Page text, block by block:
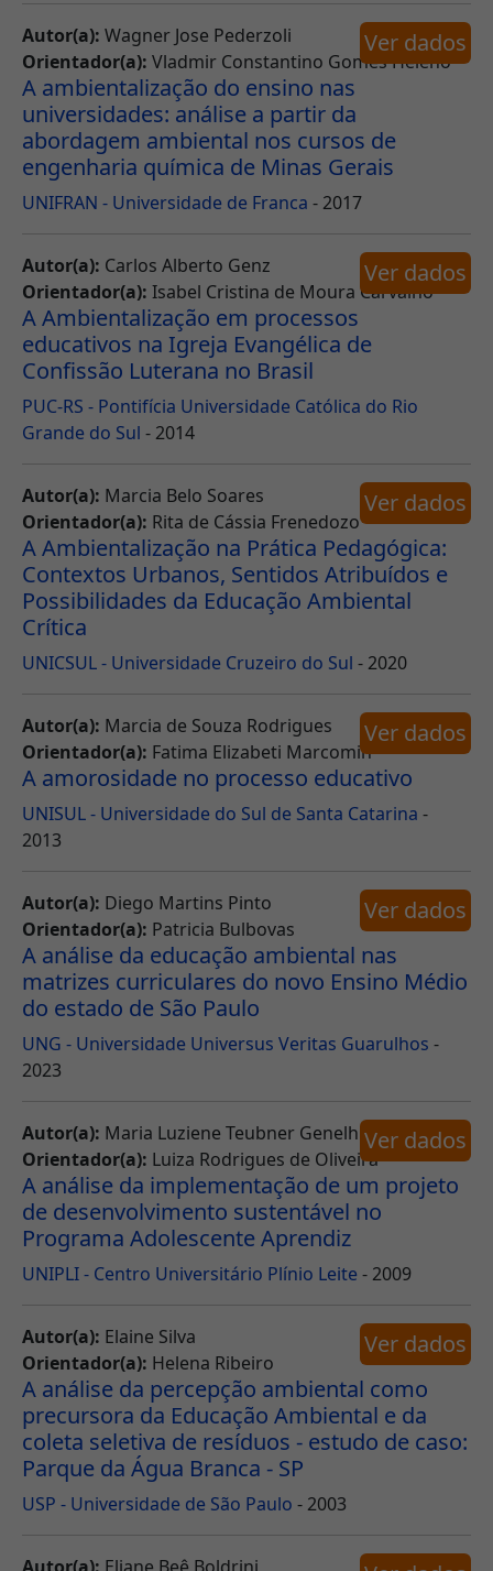
Autor(a): Wagner Jose Pederzoli
Orientador(a): Vladmir Constantino Gomes Heleno
A ambientalização do ensino nas
universidades: análise a partir da
abordagem ambiental nos cursos de
engenharia química de Minas Gerais
UNIFRAN - Universidade de Franca - 2017
Ver dados
Autor(a): Carlos Alberto Genz
Orientador(a): Isabel Cristina de Moura Carvalho
A Ambientalização em processos
educativos na Igreja Evangélica de
Confissão Luterana no Brasil
PUC-RS - Pontifícia Universidade Católica do Rio
Grande do Sul - 2014
Ver dados
Autor(a): Marcia Belo Soares
Orientador(a): Rita de Cássia Frenedozo
A Ambientalização na Prática Pedagógica:
Contextos Urbanos, Sentidos Atribuídos e
Possibilidades da Educação Ambiental
Crítica
UNICSUL - Universidade Cruzeiro do Sul - 2020
Ver dados
Autor(a): Marcia de Souza Rodrigues
Orientador(a): Fatima Elizabeti Marcomin
A amorosidade no processo educativo
UNISUL - Universidade do Sul de Santa Catarina -
2013
Ver dados
Autor(a): Diego Martins Pinto
Orientador(a): Patricia Bulbovas
A análise da educação ambiental nas
matrizes curriculares do novo Ensino Médio
do estado de São Paulo
UNG - Universidade Universus Veritas Guarulhos -
2023
Ver dados
Autor(a): Maria Luziene Teubner Genelhú
Orientador(a): Luiza Rodrigues de Oliveira
A análise da implementação de um projeto
de desenvolvimento sustentável no
Programa Adolescente Aprendiz
UNIPLI - Centro Universitário Plínio Leite - 2009
Ver dados
Autor(a): Elaine Silva
Orientador(a): Helena Ribeiro
A análise da percepção ambiental como
precursora da Educação Ambiental e da
coleta seletiva de resíduos - estudo de caso:
Parque da Água Branca - SP
USP - Universidade de São Paulo - 2003
Ver dados